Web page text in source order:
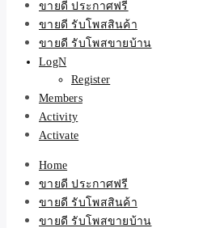
ขายดี ประกาศฟรี
ขายดี รับโพสสินค้า
ขายดี รับโพสขายบ้าน
LogN
Register
Members
Activity
Activate
Home
ขายดี ประกาศฟรี
ขายดี รับโพสสินค้า
ขายดี รับโพสขายบ้าน